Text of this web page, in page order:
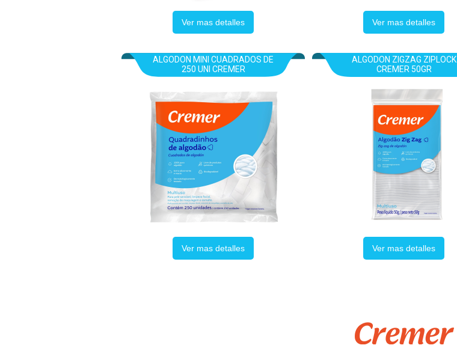
Ver mas detalles Ver mas detalles
ALGODON MINI CUADRADOS DE
250 UNI CREMER
Ver mas detalles
ALGODON ZIGZAG ZIPLOCK
CREMER 50GR
Ver mas detalles